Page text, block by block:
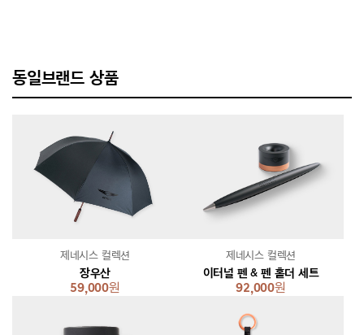
동일브랜드 상품
장우산
59,000원
제네시스 컬렉션
이터널 펜 & 펜 홀더 세트
92,000원
제네시스 컬렉션